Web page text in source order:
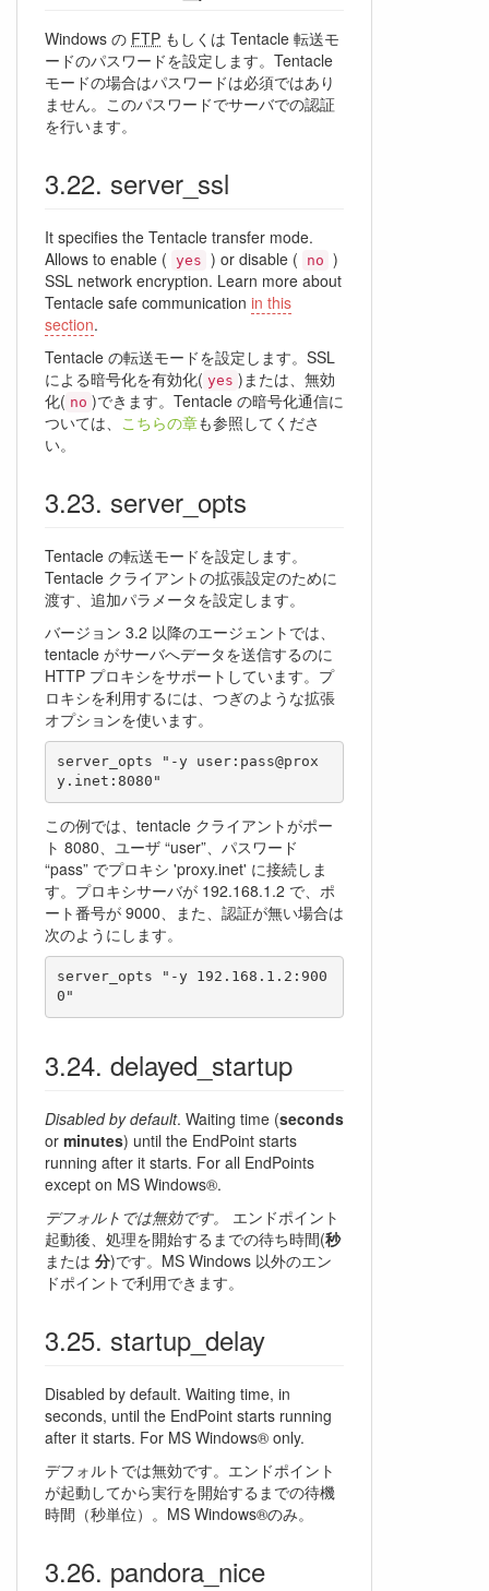
Windows の FTP もしくは Tentacle 転送モ
ードのパスワードを設定します。Tentacle
モードの場合はパスワードは必須ではあり
ません。このパスワードでサーバでの認証
を行います。
server_ssl
It specifies the Tentacle transfer mode.
Allows to enable ( yes ) or disable ( no )
SSL network encryption. Learn more about
Tentacle safe communication in this
section.
Tentacle の転送モードを設定します。SSL
による暗号化を有効化( yes )または、無効
化( no )できます。Tentacle の暗号化通信に
ついては、 こちらの章も参照してくださ
い。
server_opts
Tentacle の転送モードを設定します。
Tentacle クライアントの拡張設定のために
渡す、追加パラメータを設定します。
バージョン 3.2 以降のエージェントでは、
tentacle がサーバへデータを送信するのに
HTTP プロキシをサポートしています。プ
ロキシを利用するには、つぎのような拡張
オプションを使います。
server_opts "-y user:pass@prox
この例では、tentacle クライアントがポー
ト 8080、ユーザ “user”、パスワード
“pass” でプロキシ 'proxy.inet' に接続しま
す。プロキシサーバが 192.168.1.2 で、ポ
ート番号が 9000、また、認証が無い場合は
次のようにします。
server_opts "-y 192.168.1.2:900
delayed_startup
Disabled by default. Waiting time (seconds
or minutes) until the EndPoint starts
running after it starts. For all EndPoints
except on MS Windows®.
デフォルトでは無効です。
エンドポイント
起動後、処理を開始するまでの待ち時間(秒
または 分)です。MS Windows 以外のエン
ドポイントで利用できます。
startup_delay
Disabled by default. Waiting time, in
seconds, until the EndPoint starts running
after it starts. For MS Windows® only.
デフォルトでは無効です。エンドポイント
が起動してから実行を開始するまでの待機
時間（秒単位）。MS Windows®のみ。
pandora_nice